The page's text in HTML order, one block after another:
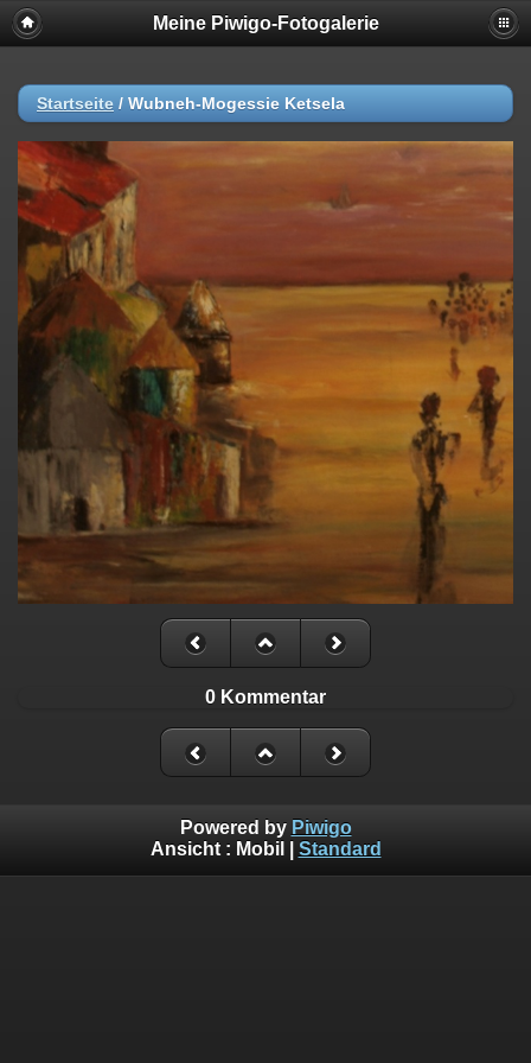
Meine Piwigo-Fotogalerie
Startseite / Wubneh-Mogessie Ketsela
0 Kommentar
Powered by Piwigo
Ansicht : Mobil Standard